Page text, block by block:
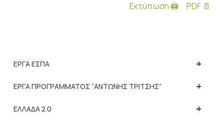
Εκτύπωση 🖨
PDF 📄
+
ΕΡΓΑ ΕΣΠΑ
+
ΕΡΓΑ ΠΡΟΓΡΑΜΜΑΤΟΣ “ΑΝΤΩΝΗΣ ΤΡΙΤΣΗΣ”
+
ΕΛΛΑΔΑ 2.0